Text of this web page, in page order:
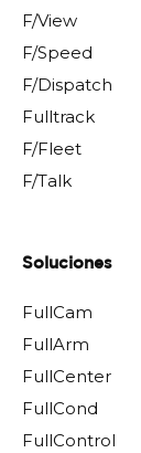
F/View
F/Speed
F/Dispatch
Fulltrack
F/Fleet
F/Talk
Soluciones
FullCam
FullArm
FullCenter
FullCond
FullControl